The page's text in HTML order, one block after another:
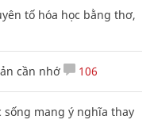
tố hóa học bằng thơ,
cần nhớ 106
sống mang ý nghĩa thay